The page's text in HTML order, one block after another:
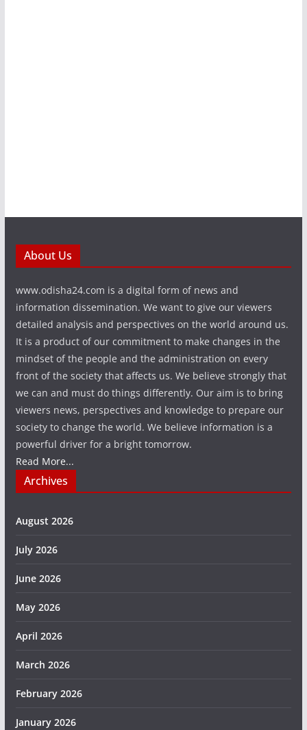
About Us
www.odisha24.com is a digital form of news and
information dissemination. We want to give our viewers
detailed analysis and perspectives on the world around us.
It is a product of our commitment to make changes in the
mindset of the people and the administration on every
front of the society that affects us. We believe strongly that
we can and must do things differently. Our aim is to bring
viewers news, perspectives and knowledge to prepare our
society to change the world. We believe information is a
powerful driver for a bright tomorrow.
Read More...
Archives
August 2026
July 2026
June 2026
May 2026
April 2026
March 2026
February 2026
January 2026